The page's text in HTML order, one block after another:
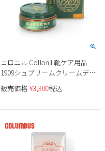
コロニル Collonil 靴ケア用品
1909シュプリームクリームデラ
ックス 796113 栄養クリーム 保
護 ツヤ 撥水 スムースレザー
販売価格 ¥3,300税込